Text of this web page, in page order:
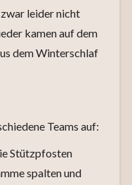
leider nicht
kamen auf dem
dem Winterschlaf
Teams auf:
Stützpfosten
spalten und